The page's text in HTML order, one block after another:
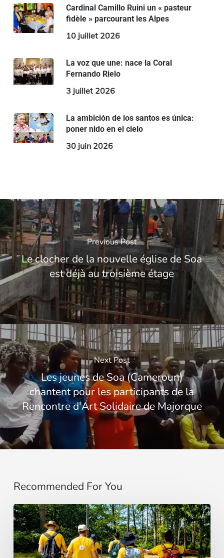
Cardinal Camillo Ruini un « pasteur
fidèle » parcourant les Alpes
10 juillet 2026
La voz que une: nace la Coral
Fernando Rielo
3 juillet 2026
La ambición de los santos es única:
poner nido en el cielo
30 juin 2026
Previous Post
Le clocher de la nouvelle église de Soa
est déjà au troisième étage
Next Post
Les jeunes de Soa (Cameroun)
chantent pour les participants de la
Rencontre d'Art Solidaire de Majorque
Recommended For You
“Estoy
contigo”
: